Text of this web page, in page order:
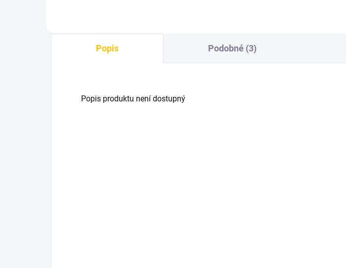
Popis Podobné (3)
Popis produktu není dostupný